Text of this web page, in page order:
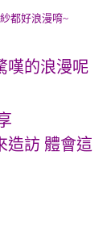
都好浪漫唷~
嘆的浪漫呢
造訪 體會這